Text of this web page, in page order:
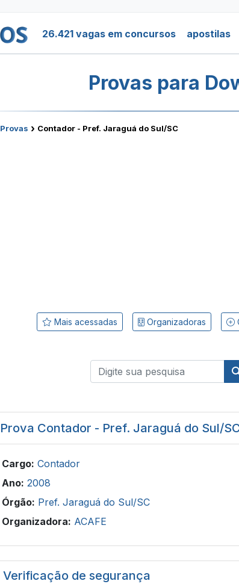
26.421 vagas em concursos apostilas
Provas para
Provas › Contador - Pref. Jaraguá do Sul/SC
Mais acessadas Organizadoras
Prova Contador - Pref. Jaraguá do Sul/
Cargo: Contador
Ano: 2008
Órgão: Pref. Jaraguá do Sul/SC
Organizadora: ACAFE
Verificação de segurança